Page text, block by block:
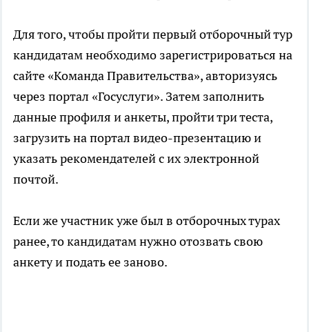
Для того, чтобы пройти первый отборочный тур
кандидатам необходимо зарегистрироваться на
сайте «Команда Правительства», авторизуясь
через портал «Госуслуги». Затем заполнить
данные профиля и анкеты, пройти три теста,
загрузить на портал видео-презентацию и
указать рекомендателей с их электронной
почтой.
Если же участник уже был в отборочных турах
ранее, то кандидатам нужно отозвать свою
анкету и подать ее заново.